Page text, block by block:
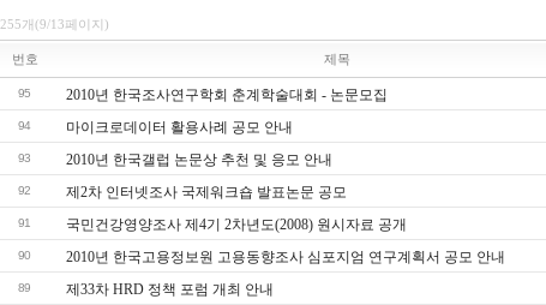
255개(9/13페이지)
번호 제목
95 2010년 한국조사연구학회 춘계학술대회 - 논문모집
94 마이크로데이터 활용사례 공모 안내
93 2010년 한국갤럽 논문상 추천 및 응모 안내
92 제2차 인터넷조사 국제워크숍 발표논문 공모
91 국민건강영양조사 제4기 2차년도(2008) 원시자료 공개
90 2010년 한국고용정보원 고용동향조사 심포지엄 연구계획서 공모 안내
89 제33차 HRD 정책 포럼 개최 안내